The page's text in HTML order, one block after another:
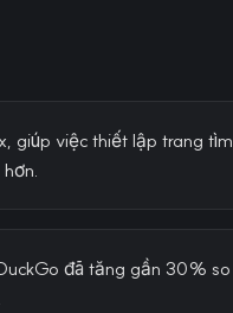
giúp việc thiết lập trang tìm
đã tăng gần 30% so